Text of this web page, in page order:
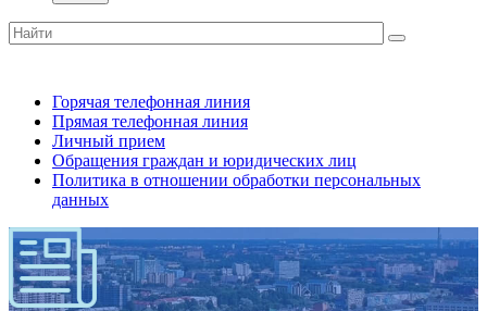
Горячая телефонная линия
Прямая телефонная линия
Личный прием
Обращения граждан и юридических лиц
Политика в отношении обработки персональных
данных